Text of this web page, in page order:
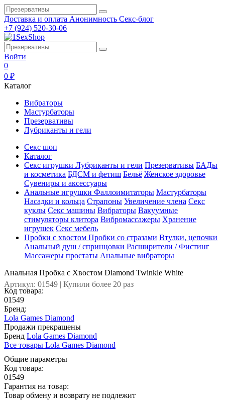
Доставка и оплата Анонимность Секс-блог
+7 (924) 520-30-06
Войти
0
0 ₽
Каталог
Вибраторы
Мастурбаторы
Презервативы
Лубриканты и гели
Секс шоп
Каталог
Секс игрушки Лубриканты и гели Презервативы БАДы
и косметика БДСМ и фетиш Бельё Женское здоровье
Сувениры и аксессуары
Анальные игрушки Фаллоимитаторы Мастурбаторы
Насадки и кольца Страпоны Увеличение члена Секс
куклы Секс машины Вибраторы Вакуумные
стимуляторы клитора Вибромассажеры Хранение
игрушек Секс мебель
Пробки с хвостом Пробки со стразами Втулки, цепочки
Анальный душ / спринцовки Расширители / Фистинг
Массажеры простаты Анальные вибраторы
Анальная Пробка с Хвостом Diamond Twinkle White
Артикул: 01549 | Купили более 20 раз
Код товара:
01549
Бренд:
Lola Games Diamond
Продажи прекращены
Бренд Lola Games Diamond
Все товары Lola Games Diamond
Общие параметры
Код товара:
01549
Гарантия на товар:
Товар обмену и возврату не подлежит